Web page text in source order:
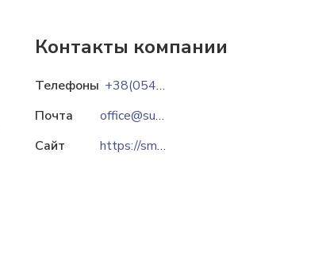
Контакты компании
Телефоны
+38(0542)658874
Почта
office@sumymeat.com.ua
Сайт
https://smc.co.ua